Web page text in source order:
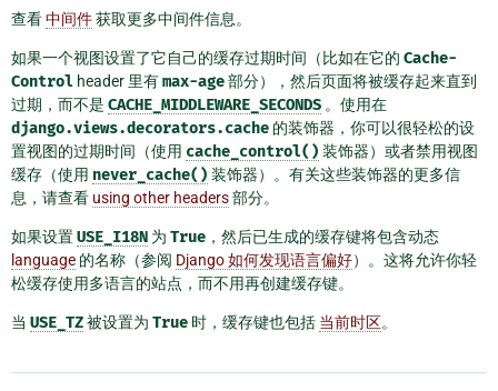
查看中间件获取更多中间件信息。
如果一个视图设置了它自己的缓存过期时间（比如在它的 Cache-
Control header 里有max-age部分），然后页面将被缓存起来直到
过期，而不是 CACHE_MIDDLEWARE_SECONDS 。使用在
django.views.decorators.cache 的装饰器，你可以很轻松的设
置视图的过期时间（使用 cache_control() 装饰器）或者禁用视图
缓存（使用 never_cache() 装饰器）。有关这些装饰器的更多信
息，请查看 using other headers部分。
如果设置USE_I18N 为 True ，然后已生成的缓存键将包含动态
language 的名称（参阅 Django 如何发现语言偏好）。这将允许你轻
松缓存使用多语言的站点，而不用再创建缓存键。
当 USE_TZ被设置为 True 时，缓存键也包括 当前时区。